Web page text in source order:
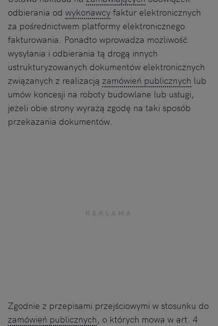
odbierania od wykonawcy faktur elektronicznych
za pośrednictwem platformy elektronicznego
fakturowania. Ponadto wprowadza możliwość
wysyłania i odbierania tą drogą innych
ustrukturyzowanych dokumentów elektronicznych
związanych z realizacją zamówień publicznych lub
umów koncesji na roboty budowlane lub usługi,
jeżeli obie strony wyrażą zgodę na taki sposób
przekazania dokumentów.
Zgodnie z przepisami przejściowymi w stosunku do
zamówień publicznych, o których mowa w art. 4